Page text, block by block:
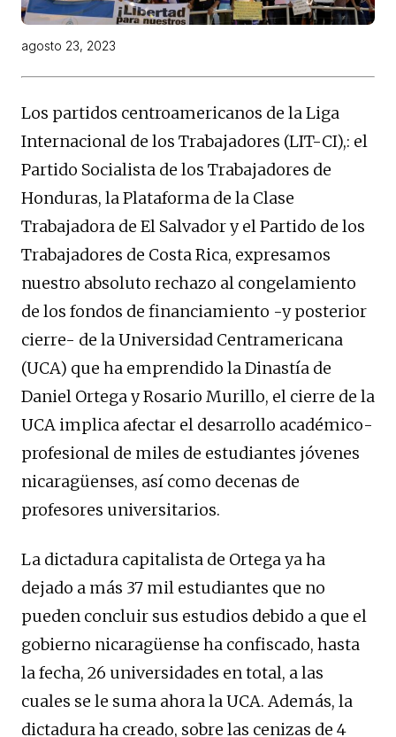
agosto 23, 2023
Los partidos centroamericanos de la Liga
Internacional de los Trabajadores (LIT-CI),: el
Partido Socialista de los Trabajadores de
Honduras, la Plataforma de la Clase
Trabajadora de El Salvador y el Partido de los
Trabajadores de Costa Rica, expresamos
nuestro absoluto rechazo al congelamiento
de los fondos de financiamiento -y posterior
cierre- de la Universidad Centramericana
(UCA) que ha emprendido la Dinastía de
Daniel Ortega y Rosario Murillo, el cierre de la
UCA implica afectar el desarrollo académico-
profesional de miles de estudiantes jóvenes
nicaragüenses, así como decenas de
profesores universitarios.
La dictadura capitalista de Ortega ya ha
dejado a más 37 mil estudiantes que no
pueden concluir sus estudios debido a que el
gobierno nicaragüense ha confiscado, hasta
la fecha, 26 universidades en total, a las
cuales se le suma ahora la UCA. Además, la
dictadura ha creado, sobre las cenizas de 4